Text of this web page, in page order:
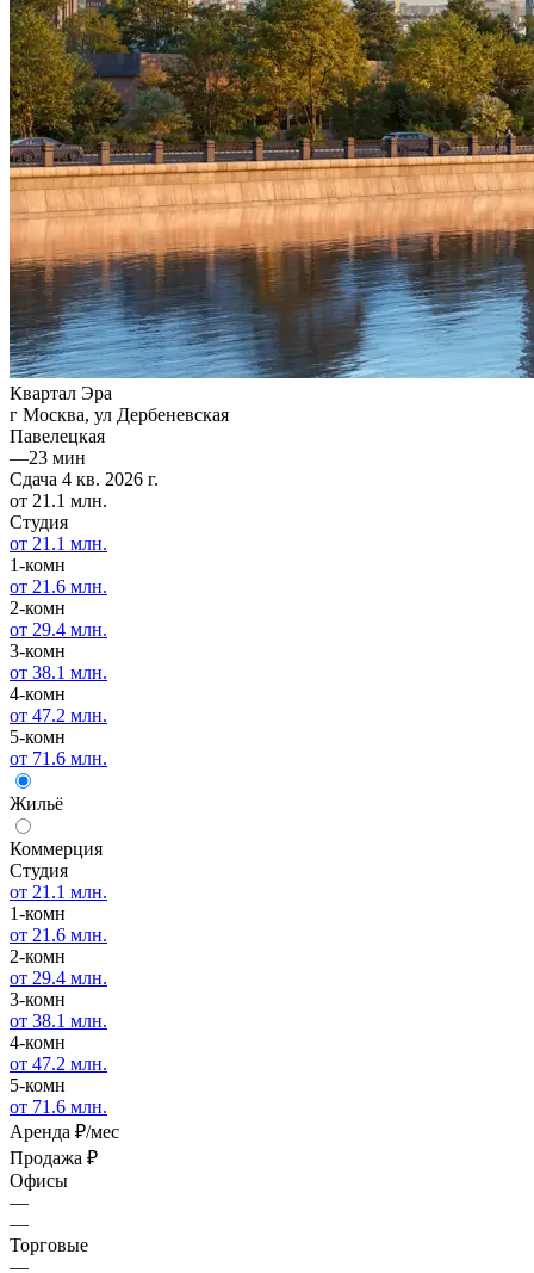
Квартал Эра
г Москва, ул Дербеневская
Павелецкая
—23 мин
Сдача 4 кв. 2026 г.
от 21.1 млн.
Студия
от 21.1 млн.
1-комн
от 21.6 млн.
2-комн
от 29.4 млн.
3-комн
от 38.1 млн.
4-комн
от 47.2 млн.
5-комн
от 71.6 млн.
Жильё
Коммерция
Студия
от 21.1 млн.
1-комн
от 21.6 млн.
2-комн
от 29.4 млн.
3-комн
от 38.1 млн.
4-комн
от 47.2 млн.
5-комн
от 71.6 млн.
Аренда ₽/мес
Продажа ₽
Офисы
—
—
Торговые
—